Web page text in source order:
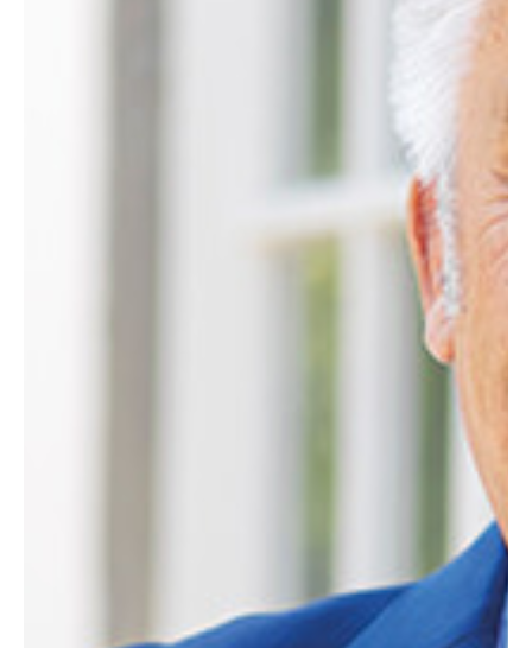
Young- und
Taxis
Taxigarantie für
Mitglieder
Taxi und
Premium/Exklusiv
Taxigarantie
Taxigarantie VW
Kooperation mit
Sonderfahrzeuge
Garantien für Lkw
Garantien für